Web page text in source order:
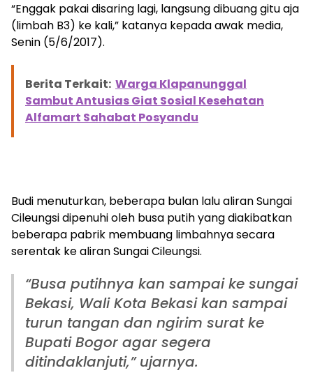
“Enggak pakai disaring lagi, langsung dibuang gitu aja
(limbah B3) ke kali,” katanya kepada awak media,
Senin (5/6/2017).
Berita Terkait: Warga Klapanunggal
Sambut Antusias Giat Sosial Kesehatan
Alfamart Sahabat Posyandu
Budi menuturkan, beberapa bulan lalu aliran Sungai
Cileungsi dipenuhi oleh busa putih yang diakibatkan
beberapa pabrik membuang limbahnya secara
serentak ke aliran Sungai Cileungsi.
“Busa putihnya kan sampai ke sungai
Bekasi, Wali Kota Bekasi kan sampai
turun tangan dan ngirim surat ke
Bupati Bogor agar segera
ditindaklanjuti,” ujarnya.